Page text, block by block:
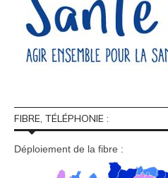
FIBRE, TÉLÉPHONIE :
Déploiement de la fibre :